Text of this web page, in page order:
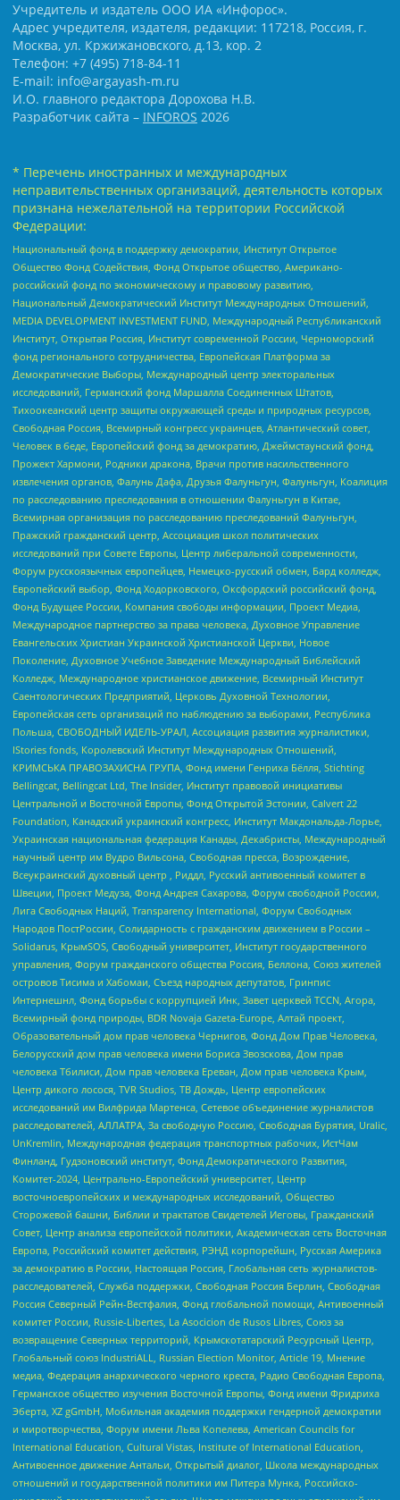
Учредитель и издатель ООО ИА «Инфорос».
Адрес учредителя, издателя, редакции: 117218, Россия, г.
Москва, ул. Кржижановского, д.13, кор. 2
Телефон: +7 (495) 718-84-11
E-mail: info@argayash-m.ru
И.О. главного редактора Дорохова Н.В.
Разработчик сайта – INFOROS 2026
* Перечень иностранных и международных
неправительственных организаций, деятельность которых
признана нежелательной на территории Российской
Федерации:
Национальный фонд в поддержку демократии, Институт Открытое
Общество Фонд Содействия, Фонд Открытое общество, Американо-
российский фонд по экономическому и правовому развитию,
Национальный Демократический Институт Международных Отношений,
MEDIA DEVELOPMENT INVESTMENT FUND, Международный Республиканский
Институт, Открытая Россия, Институт современной России, Черноморский
фонд регионального сотрудничества, Европейская Платформа за
Демократические Выборы, Международный центр электоральных
исследований, Германский фонд Маршалла Соединенных Штатов,
Тихоокеанский центр защиты окружающей среды и природных ресурсов,
Свободная Россия, Всемирный конгресс украинцев, Атлантический совет,
Человек в беде, Европейский фонд за демократию, Джеймстаунский фонд,
Прожект Хармони, Родники дракона, Врачи против насильственного
извлечения органов, Фалунь Дафа, Друзья Фалуньгун, Фалуньгун, Коалиция
по расследованию преследования в отношении Фалуньгун в Китае,
Всемирная организация по расследованию преследований Фалуньгун,
Пражский гражданский центр, Ассоциация школ политических
исследований при Совете Европы, Центр либеральной современности,
Форум русскоязычных европейцев, Немецко-русский обмен, Бард колледж,
Европейский выбор, Фонд Ходорковского, Оксфордский российский фонд,
Фонд Будущее России, Компания свободы информации, Проект Медиа,
Международное партнерство за права человека, Духовное Управление
Евангельских Христиан Украинской Христианской Церкви, Новое
Поколение, Духовное Учебное Заведение Международный Библейский
Колледж, Международное христианское движение, Всемирный Институт
Саентологических Предприятий, Церковь Духовной Технологии,
Европейская сеть организаций по наблюдению за выборами, Республика
Польша, СВОБОДНЫЙ ИДЕЛЬ-УРАЛ, Ассоциация развития журналистики,
IStories fonds, Королевский Институт Международных Отношений,
КРИМСЬКА ПРАВОЗАХИСНА ГРУПА, Фонд имени Генриха Бёлля, Stichting
Bellingcat, Bellingcat Ltd, The Insider, Институт правовой инициативы
Центральной и Восточной Европы, Фонд Открытой Эстонии, Calvert 22
Foundation, Канадский украинский конгресс, Институт Макдональда-Лорье,
Украинская национальная федерация Канады, Декабристы, Международный
научный центр им Вудро Вильсона, Свободная пресса, Возрождение,
Всеукраинский духовный центр , Риддл, Русский антивоенный комитет в
Швеции, Проект Медуза, Фонд Андрея Сахарова, Форум свободной России,
Лига Свободных Наций, Transparеncy International, Форум Свободных
Народов ПостРоссии, Солидарность с гражданским движением в России –
Solidarus, КрымSOS, Свободный университет, Институт государственного
управления, Форум гражданского общества Россия, Беллона, Союз жителей
островов Тисима и Хабомаи, Съезд народных депутатов, Гринпис
Интернешнл, Фонд борьбы с коррупцией Инк, Завет церквей TCCN, Агора,
Всемирный фонд природы, BDR Novaja Gazeta-Europe, Алтай проект,
Образовательный дом прав человека Чернигов, Фонд Дом Прав Человека,
Белорусский дом прав человека имени Бориса Звозскова, Дом прав
человека Тбилиси, Дом прав человека Ереван, Дом прав человека Крым,
Центр дикого лосося, TVR Studios, ТВ Дождь, Центр европейских
исследований им Вилфрида Мартенса, Сетевое объединение журналистов
расследователей, АЛЛАТРА, За свободную Россию, Свободная Бурятия, Uralic,
UnKremlin, Международная федерация транспортных рабочих, ИстЧам
Финланд, Гудзоновский институт, Фонд Демократического Развития,
Комитет-2024, Центрально-Европейский университет, Центр
восточноевропейских и международных исследований, Общество
Сторожевой башни, Библии и трактатов Свидетелей Иеговы, Гражданский
Совет, Центр анализа европейской политики, Академическая сеть Восточная
Европа, Российский комитет действия, РЭНД корпорейшн, Русская Америка
за демократию в России, Настоящая Россия, Глобальная сеть журналистов-
расследователей, Служба поддержки, Свободная Россия Берлин, Свободная
Россия Северный Рейн-Вестфалия, Фонд глобальной помощи, Антивоенный
комитет России, Russie-Libertes, La Asocicion de Rusos Libres, Союз за
возвращение Северных территорий, Крымскотатарский Ресурсный Центр,
Глобальный союз IndustriALL, Russian Election Monitor, Article 19, Мнение
медиа, Федерация анархического черного креста, Радио Свободная Европа,
Германское общество изучения Восточной Европы, Фонд имени Фридриха
Эберта, XZ gGmbH, Мобильная академия поддержки гендерной демократии
и миротворчества, Форум имени Льва Копелева, American Councils for
International Education, Cultural Vistas, Institute of International Education,
Антивоенное движение Антальи, Открытый диалог, Школа международных
отношений и государственной политики им Питера Мунка, Российско-